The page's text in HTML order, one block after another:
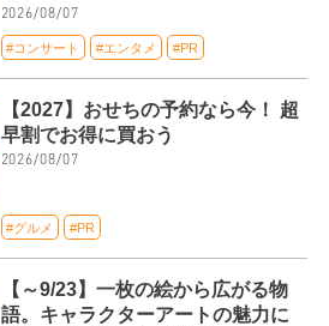
2026/08/07
#コンサート #エンタメ #PR
【2027】おせちの予約なら今！ 超
早割でお得に買おう
2026/08/07
#グルメ #PR
【～9/23】一枚の絵から広がる物
語。キャラクターアートの魅力に